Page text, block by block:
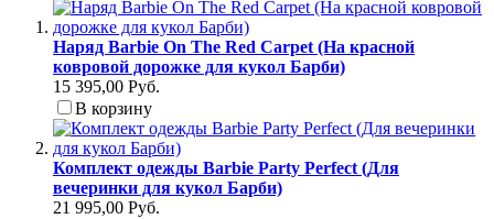
Наряд Barbie On The Red Carpet (На красной
ковровой дорожке для кукол Барби)
15 395,00 Руб.
В корзину
Комплект одежды Barbie Party Perfect (Для
вечеринки для кукол Барби)
21 995,00 Руб.